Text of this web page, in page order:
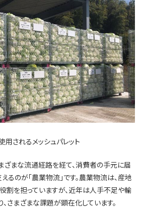
されるメッシュパレット
ざまな流通経路を経て、消費者の手元に届
るのが「農業物流」です。農業物流は、産地
割を担っていますが、近年は人手不足や輸
さまざまな課題が顕在化しています。